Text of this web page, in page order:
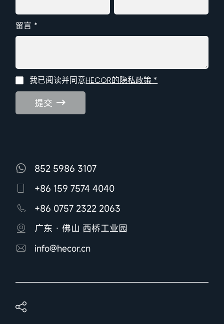
852 5986 3107
+86 159 7574 4040
+86 0757 2322 2063
广东 · 佛山 西桥工业园
info@hecor.cn
留言 *
我已阅读并同意HECOR的隐私政策 *
提交